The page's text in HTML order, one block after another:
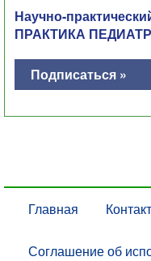
Научно-
ПРАКТИКА
Подписаться »
Главная
Соглашение об